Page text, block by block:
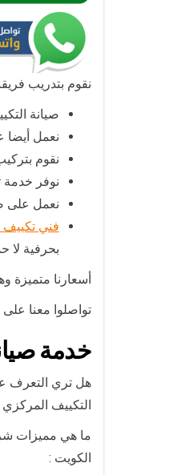
نقوم بتدريب
صيانة
نعمل أيضا
نقوم
نوفر خدمة
نعمل على
فني
بحرفية لا
أسعارنا متميزة
تواصلوا معنا
خدمة
هل تري التعرف
التكييف المركزي
ما هي مميزات
الكويت :